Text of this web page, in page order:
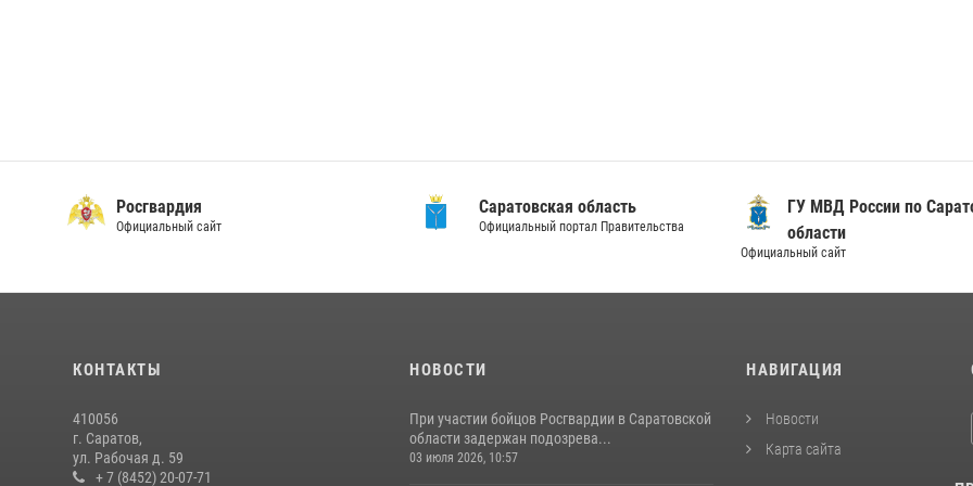
Росгвардия
Официальный сайт
Саратовская область
Официальный портал Правительства
ГУ МВД России по
области
Официальный сайт
КОНТАКТЫ
410056
г. Саратов,
ул. Рабочая д. 59
+ 7 (8452) 20-07-71
НОВОСТИ
При участии бойцов Росгвардии в Саратовской
области задержан подозрева...
03 июля 2026, 10:57
НАВИГАЦИЯ
Новости
Карта сайта